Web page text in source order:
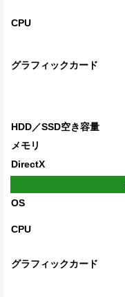
CPU
グラフィックカード
HDD／SSD空き容量
メモリ
DirectX
OS
CPU
グラフィックカード